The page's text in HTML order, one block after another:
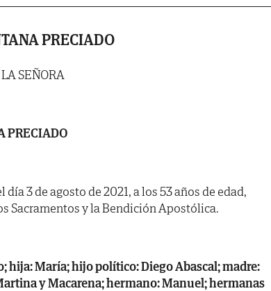
PRECIADO
SEÑORA
PRECIADO
3 de agosto de 2021, a los 53 años de edad,
Sacramentos y la Bendición Apostólica.
hija: María; hijo político: Diego Abascal; madre:
y Macarena; hermano: Manuel; hermanas